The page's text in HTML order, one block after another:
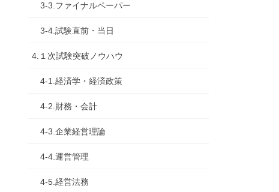
3-3.ファイナルペーパー
3-4.試験直前・当日
4.１次試験突破ノウハウ
4-1.経済学・経済政策
4-2.財務・会計
4-3.企業経営理論
4-4.運営管理
4-5.経営法務